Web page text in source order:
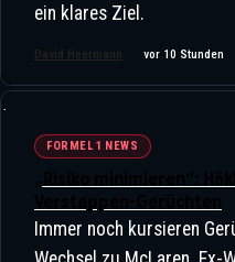
Podiumsfahrer Ohne Sieg
ein klares Ziel.
David Heermann vor 10 Stunden
FORMEL 1 NEWS
Immer noch kursieren